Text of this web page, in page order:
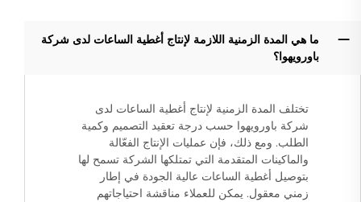
ما هي المدة الزمنية اللازمة لإنتاج أغطية الساعات لدى شركة
باورويهوا؟
تختلف المدة الزمنية لإنتاج أغطية الساعات لدى
شركة باورويهوا حسب درجة تعقيد التصميم وكمية
الطلب. ومع ذلك، فإن عمليات الإنتاج الفعّالة
والماكينات المتقدمة التي تمتلكها الشركة تسمح لها
بتوصيل أغطية الساعات عالية الجودة في إطار
زمني معقول. يمكن للعملاء مناقشة احتياجاتهم